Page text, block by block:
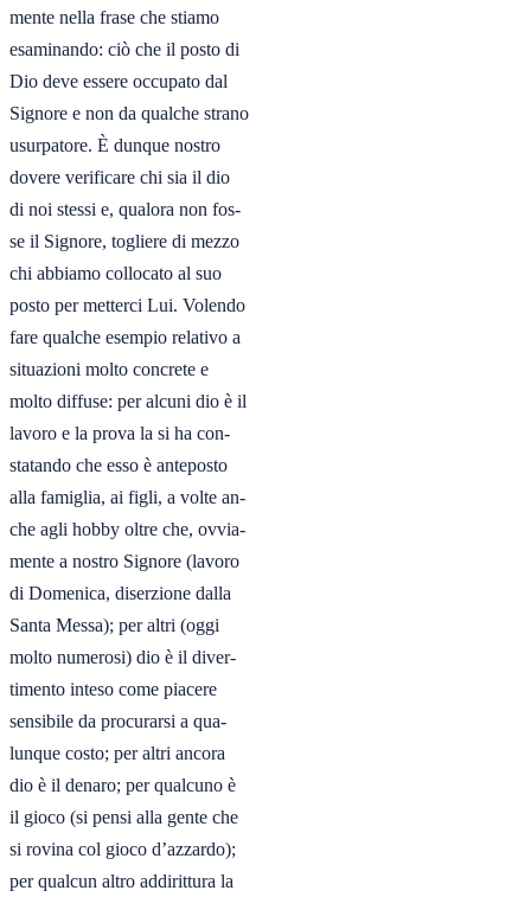
mente nella frase che stiamo
esaminando: ciò che il posto di
Dio deve essere occupato dal
Signore e non da qualche strano
usurpatore. È dunque nostro
dovere verificare chi sia il dio
di noi stessi e, qualora non fos-
se il Signore, togliere di mezzo
chi abbiamo collocato al suo
posto per metterci Lui. Volendo
fare qualche esempio relativo a
situazioni molto concrete e
molto diffuse: per alcuni dio è il
lavoro e la prova la si ha con-
statando che esso è anteposto
alla famiglia, ai figli, a volte an-
che agli hobby oltre che, ovvia-
mente a nostro Signore (lavoro
di Domenica, diserzione dalla
Santa Messa); per altri (oggi
molto numerosi) dio è il diver-
timento inteso come piacere
sensibile da procurarsi a qua-
lunque costo; per altri ancora
dio è il denaro; per qualcuno è
il gioco (si pensi alla gente che
si rovina col gioco d’azzardo);
per qualcun altro addirittura la